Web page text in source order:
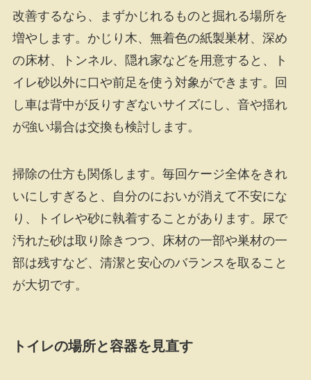
改善するなら、まずかじれるものと掘れる場所を
増やします。かじり木、無着色の紙製巣材、深め
の床材、トンネル、隠れ家などを用意すると、ト
イレ砂以外に口や前足を使う対象ができます。回
し車は背中が反りすぎないサイズにし、音や揺れ
が強い場合は交換も検討します。
掃除の仕方も関係します。毎回ケージ全体をきれ
いにしすぎると、自分のにおいが消えて不安にな
り、トイレや砂に執着することがあります。尿で
汚れた砂は取り除きつつ、床材の一部や巣材の一
部は残すなど、清潔と安心のバランスを取ること
が大切です。
トイレの場所と容器を見直す